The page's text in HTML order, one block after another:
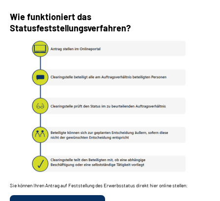
Wie funktioniert das
Statusfeststellungsverfahren?
Sie können Ihren Antrag auf Feststellung des Erwerbsstatus direkt hier online stellen: